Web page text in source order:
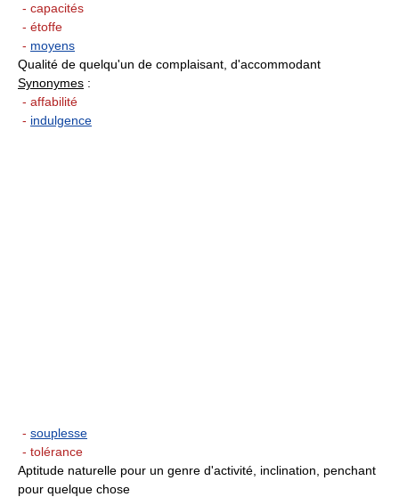
- capacités
- étoffe
- moyens
Qualité de quelqu'un de complaisant, d'accommodant
Synonymes :
- affabilité
- indulgence
- souplesse
- tolérance
Aptitude naturelle pour un genre d'activité, inclination, penchant
pour quelque chose